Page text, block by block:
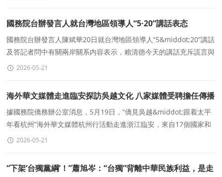
國務院台辦發言人就台灣地區領導人“5·20”講話表态
國務院台辦發言人陳斌華20日就台灣地區領導人“5&middot;20”講話
及答記者問中有關兩岸關系内容表示，賴清德今天的講話充斥謊言與
欺騙、敵意與對抗，頑固堅持“
2026-05-21
海外華文媒體走進臨安探訪吳越文化 八家媒體受聘擔任傳播
官
據國務院僑務辦公室消息，5月19日，“僑見吳越&middot;跟着太平
年看杭州”海外華文媒體杭州行活動走進浙江臨安，來自17個國家和
地區的30家海外華文媒體代表實地探訪錢
2026-05-21
“下架‘台獨黨綱’！”蕭旭岑：“台獨”背離中華民族利益，是走